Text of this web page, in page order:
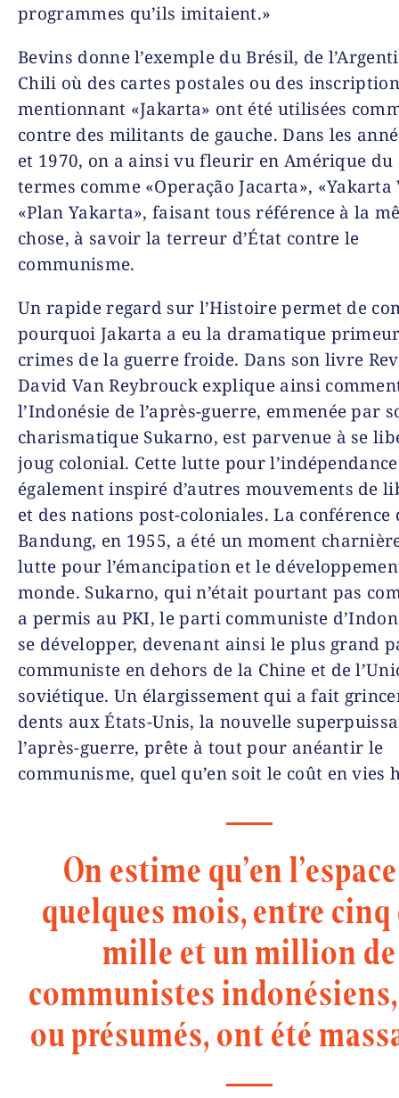
programmes qu’ils imitaient.»
Bevins donne l’exemple du Brésil, de
Chili où des cartes postales ou des
mentionnant «Jakarta» ont été utilisées
contre des militants de gauche. Dans les
et 1970, on a ainsi vu fleurir en Amérique du
termes comme «Operação Jacarta», «Yakarta
«Plan Yakarta», faisant tous référence à la
chose, à savoir la terreur d’État contre le
communisme.
Un rapide regard sur l’Histoire permet de
pourquoi Jakarta a eu la dramatique
crimes de la guerre froide. Dans son livre
David Van Reybrouck explique ainsi
l’Indonésie de l’après-guerre, emmenée par
charismatique Sukarno, est parvenue à se
joug colonial. Cette lutte pour
également inspiré d’autres mouvements de
et des nations post-coloniales. La conférence
Bandung, en 1955, a été un moment
lutte pour l’émancipation et le
monde. Sukarno, qui n’était pourtant pas
a permis au PKI, le parti communiste
se développer, devenant ainsi le plus grand
communiste en dehors de la Chine et de
soviétique. Un élargissement qui a fait
dents aux États-Unis, la nouvelle
l’après-guerre, prête à tout pour anéantir le
communisme, quel qu’en soit le coût en vies
On estime qu’en
quelques mois, entre
mille et un million de
communistes
ou présumés, ont été